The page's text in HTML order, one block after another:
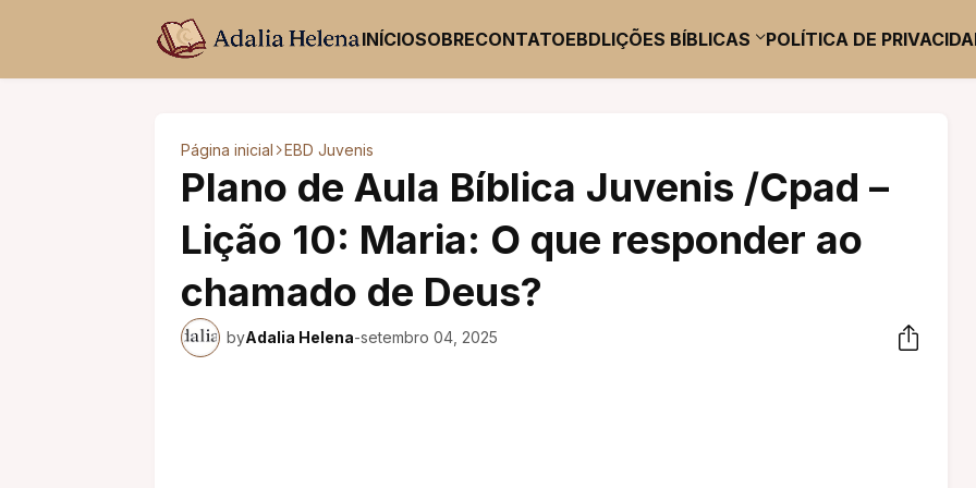
INÍCIOSOBRECONTATOEBDLIÇÕES BÍBLICAS POLÍTICA DE
Página inicial EBD Juvenis
Plano de Aula Bíblica Juvenis /Cpad –
Lição 10: Maria: O que responder ao
chamado de Deus?
byAdalia Helena-setembro 04, 2025